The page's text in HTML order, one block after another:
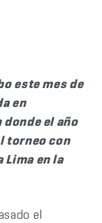
este mes de
en
el año
torneo con
Lima en la
el